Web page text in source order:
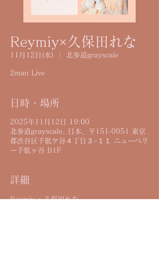
Reymiy×久保田れな
11月12日(水) 北参道grayscale
2man Live
日時・場所
2025年11月12日 19:00
北参道grayscale, 日本、〒151-0051 東京
都渋谷区千駄ケ谷４丁目３−１１ ニューベリ
ー千駄ヶ谷 B1F
詳細
Reymiy × 久保田れな